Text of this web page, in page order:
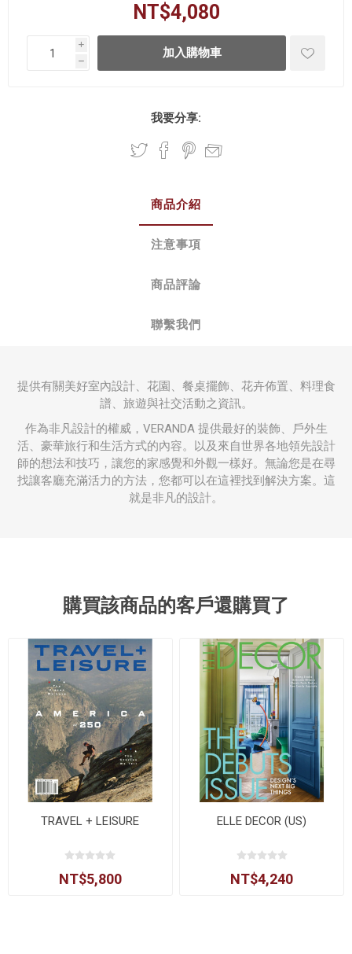
NT$4,080
i
h
我要分享:
商品介紹
注意事項
商品評論
聯繫我們
提供有關美好室內設計、花園、餐桌擺飾、花卉佈置、料理食
譜、旅遊與社交活動之資訊。
作為非凡設計的權威，VERANDA 提供最好的裝飾、戶外生
活、豪華旅行和生活方式的內容。以及來自世界各地領先設計
師的想法和技巧，讓您的家感覺和外觀一樣好。無論您是在尋
找讓客廳充滿活力的方法，您都可以在這裡找到解決方案。這
就是非凡的設計。
購買該商品的客戶還購買了
TRAVEL + LEISURE
NT$5,800
ELLE DECOR (US)
NT$4,240